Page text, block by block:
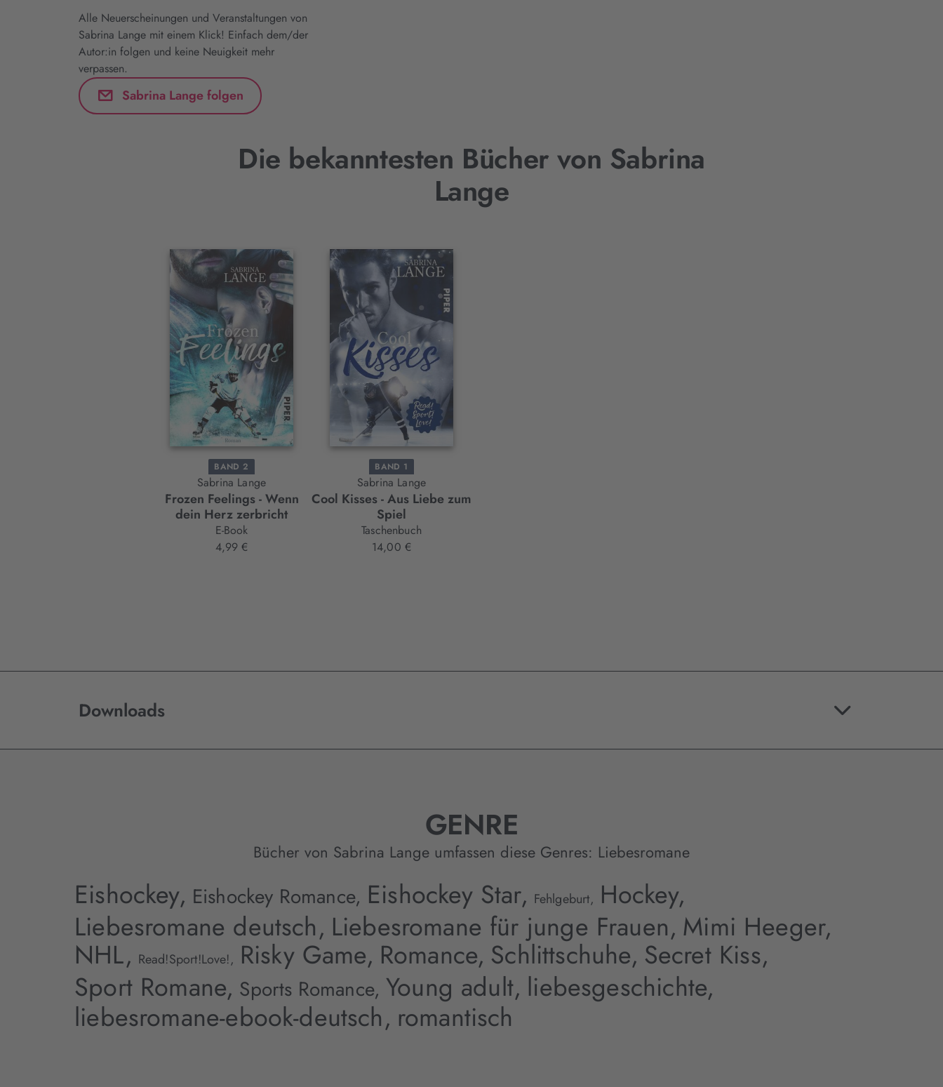
Alle Neuerscheinungen und Veranstaltungen von
Sabrina Lange mit einem Klick! Einfach dem/der
Autor:in folgen und keine Neuigkeit mehr
verpassen.
Sabrina Lange folgen
Die bekanntesten Bücher von Sabrina
Lange
Interaktives
Element
BAND 2
Sabrina Lange
Frozen Feelings - Wenn
dein Herz zerbricht
E-Book
4,99 €
BAND 1
Sabrina Lange
Cool Kisses - Aus Liebe zum
Spiel
Taschenbuch
14,00 €
Downloads
GENRE
Bücher von Sabrina Lange umfassen diese Genres: Liebesromane
Eishockey, Eishockey Romance, Eishockey Star, Fehlgeburt, Hockey,
Liebesromane deutsch, Liebesromane für junge Frauen, Mimi Heeger,
NHL, Read!Sport!Love!, Risky Game, Romance, Schlittschuhe, Secret Kiss,
Sport Romane, Sports Romance, Young adult, liebesgeschichte,
liebesromane-ebook-deutsch, romantisch